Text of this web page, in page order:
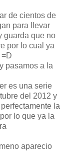
de cientos de
para llevar
guarda que no
por lo cual ya
pasamos a la
es una serie
del 2012 y
la
lo que ya la
aparecio